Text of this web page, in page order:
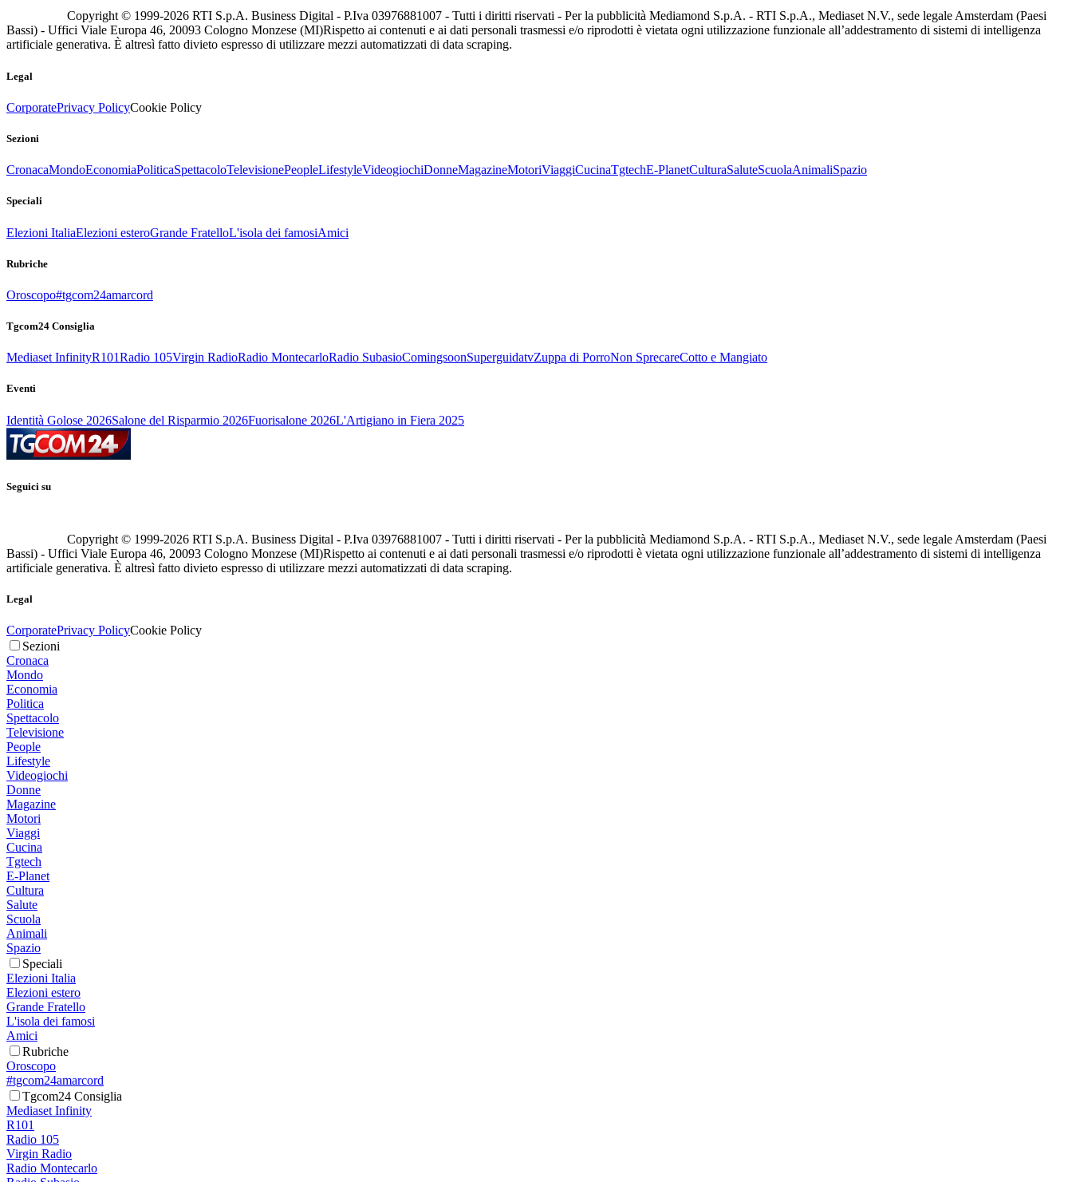
Copyright © 1999-2026 RTI S.p.A. Business Digital - P.Iva 03976881007 - Tutti i diritti riservati - Per la pubblicità Mediamond S.p.A. - RTI S.p.A., Mediaset N.V., sede legale Amsterdam (Paesi
Bassi) - Uffici Viale Europa 46, 20093 Cologno Monzese (MI)Rispetto ai contenuti e ai dati personali trasmessi e/o riprodotti è vietata ogni utilizzazione funzionale all’addestramento di sistemi di intelligenza
artificiale generativa. È altresì fatto divieto espresso di utilizzare mezzi automatizzati di data scraping.
Legal
CorporatePrivacy PolicyCookie Policy
Sezioni
CronacaMondoEconomiaPoliticaSpettacoloTelevisionePeopleLifestyleVideogiochiDonneMagazineMotoriViaggiCucinaTgtechE-PlanetCulturaSaluteScuolaAnimaliSpazio
Speciali
Elezioni ItaliaElezioni esteroGrande FratelloL'isola dei famosiAmici
Rubriche
Oroscopo#tgcom24amarcord
Tgcom24 Consiglia
Mediaset InfinityR101Radio 105Virgin RadioRadio MontecarloRadio SubasioComingsoonSuperguidatvZuppa di PorroNon SprecareCotto e Mangiato
Eventi
Identità Golose 2026Salone del Risparmio 2026Fuorisalone 2026L'Artigiano in Fiera 2025
Seguici su
Copyright © 1999-2026 RTI S.p.A. Business Digital - P.Iva 03976881007 - Tutti i diritti riservati - Per la pubblicità Mediamond S.p.A. - RTI S.p.A., Mediaset N.V., sede legale Amsterdam (Paesi
Bassi) - Uffici Viale Europa 46, 20093 Cologno Monzese (MI)Rispetto ai contenuti e ai dati personali trasmessi e/o riprodotti è vietata ogni utilizzazione funzionale all’addestramento di sistemi di intelligenza
artificiale generativa. È altresì fatto divieto espresso di utilizzare mezzi automatizzati di data scraping.
Legal
CorporatePrivacy PolicyCookie Policy
Sezioni
Cronaca
Mondo
Economia
Politica
Spettacolo
Televisione
People
Lifestyle
Videogiochi
Donne
Magazine
Motori
Viaggi
Cucina
Tgtech
E-Planet
Cultura
Salute
Scuola
Animali
Spazio
Speciali
Elezioni Italia
Elezioni estero
Grande Fratello
L'isola dei famosi
Amici
Rubriche
Oroscopo
#tgcom24amarcord
Tgcom24 Consiglia
Mediaset Infinity
R101
Radio 105
Virgin Radio
Radio Montecarlo